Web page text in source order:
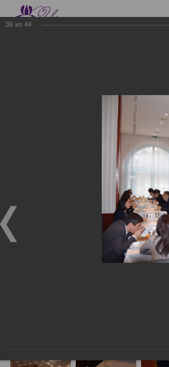
Презентации —
ЭЛЕКТРОННЫЕ
ФАКТУРЫ.
ЭЛЕКТРОННЫЕ СЧЕТА-
СКЛАД.
Семинар с КГД и
39 из 44